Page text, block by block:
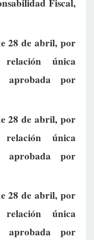
Fiscal,
28 de abril, por
única
aprobada por
28 de abril, por
única
aprobada por
28 de abril, por
única
aprobada por